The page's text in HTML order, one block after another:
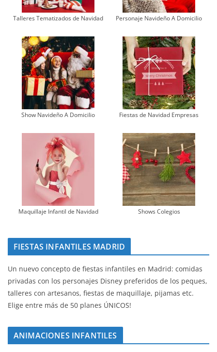
Talleres Tematizados de Navidad Personaje Navideño A Domicilio
Show Navideño A Domicilio Fiestas de Navidad Empresas
Maquillaje Infantil de Navidad Shows Colegios
FIESTAS INFANTILES MADRID
Un nuevo concepto de fiestas infantiles en Madrid: comidas
privadas con los personajes Disney preferidos de los peques,
talleres con artesanos, fiestas de maquillaje, pijamas etc.
Elige entre más de 50 planes ÚNICOS!
ANIMACIONES INFANTILES